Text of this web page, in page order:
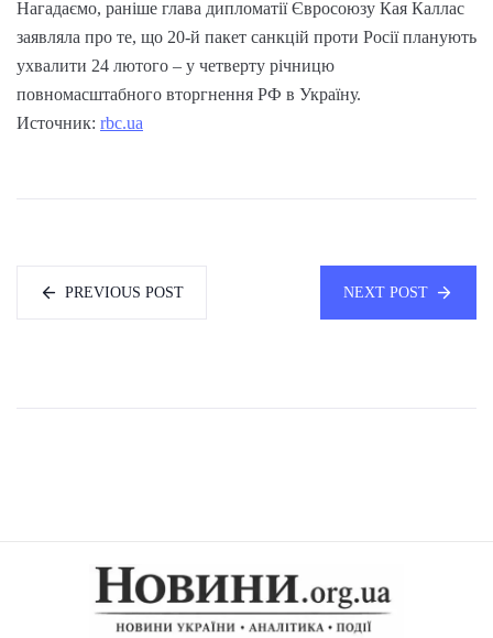
Нагадаємо, раніше глава дипломатії Євросоюзу Кая Каллас
заявляла про те, що 20-й пакет санкцій проти Росії планують
ухвалити 24 лютого – у четверту річницю
повномасштабного вторгнення РФ в Україну.
Источник: rbc.ua
PREVIOUS POST NEXT POST